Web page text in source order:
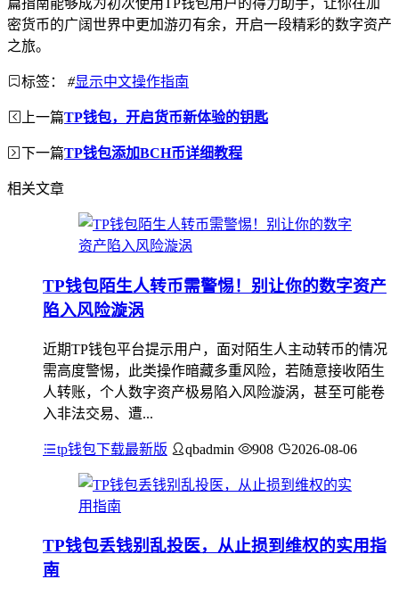
篇指南能够成为初次使用TP钱包用户的得力助手，让你在加
密货币的广阔世界中更加游刃有余，开启一段精彩的数字资产
之旅。
标签： #显示中文操作指南
上一篇TP钱包，开启货币新体验的钥匙
下一篇TP钱包添加BCH币详细教程
相关文章
TP钱包陌生人转币需警惕！别让你的数字资产
陷入风险漩涡
近期TP钱包平台提示用户，面对陌生人主动转币的情况
需高度警惕，此类操作暗藏多重风险，若随意接收陌生
人转账，个人数字资产极易陷入风险漩涡，甚至可能卷
入非法交易、遭...
tp钱包下载最新版 qbadmin 908 2026-08-06
TP钱包丢钱别乱投医，从止损到维权的实用指
南